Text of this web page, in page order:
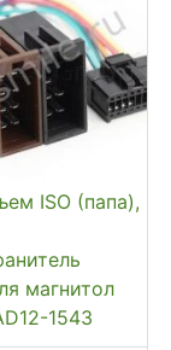
ISO (папа),
магнитол
1543